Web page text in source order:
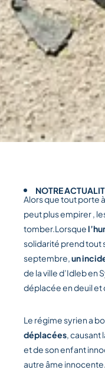
NOTRE
Alors que tout porte
peut plus empirer ,
tomber.Lorsque
solidarité prend tout
septembre,un
de la ville d’Idleb en
déplacée en deuil et
Le régime syrien a
déplacées, causant
et de son enfant
autre âme